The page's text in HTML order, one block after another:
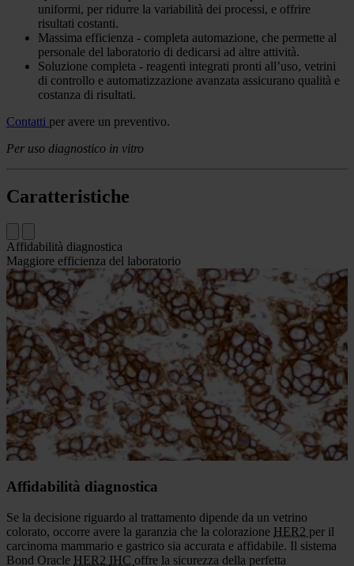
Panoramica
Il sistema Bond OracleHER2IHCè un test completamente
automatico per determinare accuratamente il livello
dell’oncoproteina HER2nel tessuto tumorale mammario e
pazienti per i quali si prende in considerazione il trattamento con
Accurato - ottimizzato per distinguere con precisione casi 1+ e
necessità di questa tecnica solo a specifiche richieste.
risultati costanti.
Massima efficienza - completa automazione, che permette al
personale del laboratorio di dedicarsi ad altre attività.
Soluzione completa - reagenti integrati pronti all’uso, vetrini
di controllo e automatizzazione avanzata assicurano qualità e
costanza di risultati.
Contattiper avere un preventivo.
Per uso diagnostico in vitro
Caratteristiche
Affidabilità diagnostica